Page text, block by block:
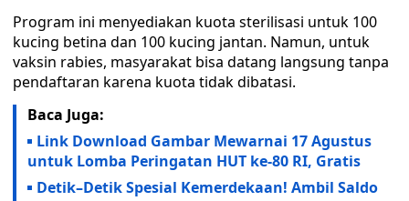
Program ini menyediakan kuota sterilisasi untuk 100
kucing betina dan 100 kucing jantan. Namun, untuk
vaksin rabies, masyarakat bisa datang langsung tanpa
pendaftaran karena kuota tidak dibatasi.
Baca Juga:
Link Download Gambar Mewarnai 17 Agustus
untuk Lomba Peringatan HUT ke-80 RI, Gratis
Detik–Detik Spesial Kemerdekaan! Ambil Saldo